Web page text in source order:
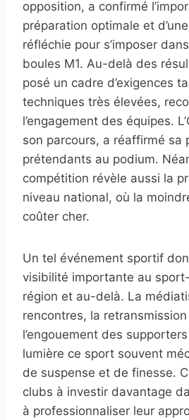
opposition, a confirmé
préparation optimale et
réfléchie pour s’imposer
boules M1. Au-delà des
posé un cadre d’exigences
techniques très élevées,
l’engagement des équipes.
son parcours, a réaffirmé sa
prétendants au podium.
compétition révèle aussi la
niveau national, où la
coûter cher.
Un tel événement sportif
visibilité importante au
région et au-delà. La
rencontres, la
l’engouement des
lumière ce sport souvent
de suspense et de finesse.
clubs à investir davantage
à professionnaliser leur